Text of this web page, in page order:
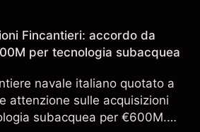
dei risultati futuri.
Fincantieri: accordo da
per tecnologia subacquea
navale italiano quotato a
attenzione sulle acquisizioni
subacquea per €600M.